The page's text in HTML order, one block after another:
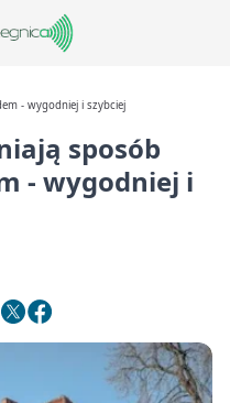
- wygodniej i szybciej
sposób
- wygodniej i